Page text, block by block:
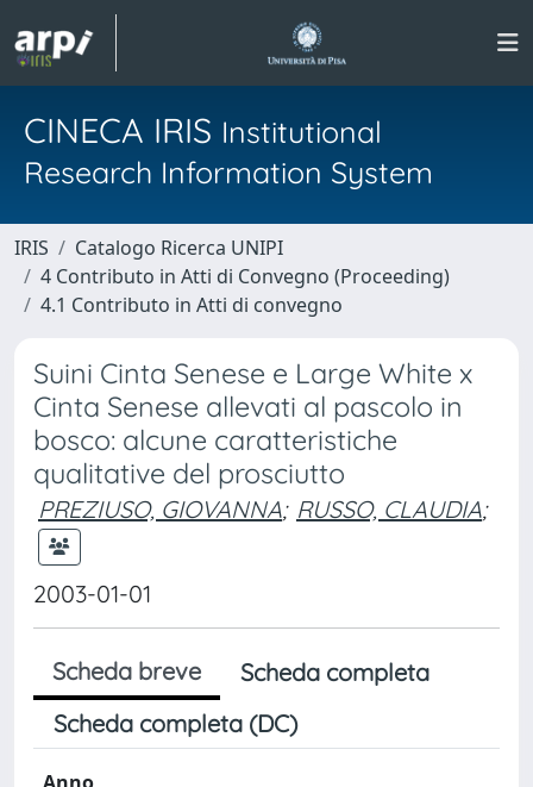
CINECA IRIS Institutional
Research Information System
IRIS
Catalogo Ricerca UNIPI
4 Contributo in Atti di Convegno (Proceeding)
4.1 Contributo in Atti di convegno
Suini Cinta Senese e Large White x
Cinta Senese allevati al pascolo in
bosco: alcune caratteristiche
qualitative del prosciutto
PREZIUSO, GIOVANNA; RUSSO, CLAUDIA;
2003-01-01
Scheda breve
Scheda completa
Scheda completa (DC)